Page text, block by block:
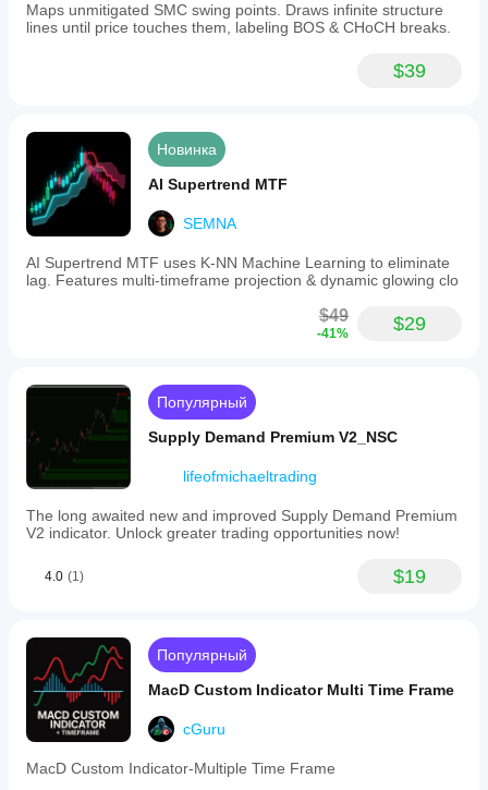
Maps unmitigated SMC swing points. Draws infinite structure
lines until price touches them, labeling BOS & CHoCH breaks.
$39
Новинка
AI Supertrend MTF
SEMNA
AI Supertrend MTF uses K-NN Machine Learning to eliminate
lag. Features multi-timeframe projection & dynamic glowing clo
$49
-41% $29
Популярный
Supply Demand Premium V2_NSC
lifeofmichaeltrading
The long awaited new and improved Supply Demand Premium
V2 indicator. Unlock greater trading opportunities now!
4.0 (1) $19
Популярный
MacD Custom Indicator Multi Time Frame
cGuru
MacD Custom Indicator-Multiple Time Frame